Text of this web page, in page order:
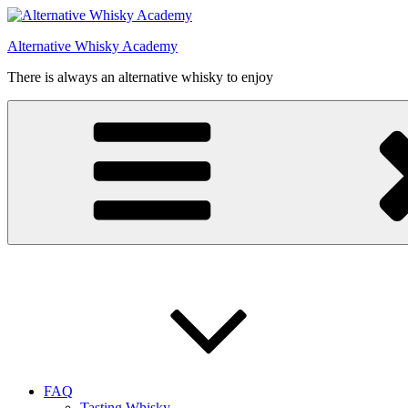
Videre
indhold
Alternative Whisky Academy
There is always an alternative whisky to enjoy
FAQ